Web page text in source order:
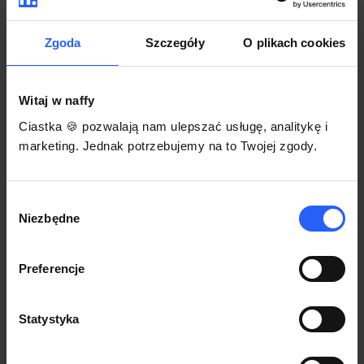
Zgoda Szczegóły O plikach cookies
Witaj w naffy
Ciastka 🍪 pozwalają nam ulepszać usługę, analitykę i
marketing. Jednak potrzebujemy na to Twojej zgody.
zgody
Niezbędne
Preferencje
Statystyka
Korzystaj na dowolnym urządzeniu z
przeglądarką Chrome
Włącz czasową promocję
3
Każdy produkt w naffy ma swój indywidualny link.
gdzie się nim podzielisz z odbiorcami.